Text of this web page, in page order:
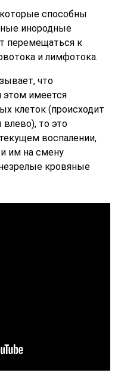
способны
инородные
перемещаться к
и лимфотока.
что
этом имеется
клеток (происходит
то это
воспалении,
им на смену
кровяные